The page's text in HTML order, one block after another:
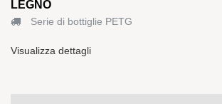
LEGNO
Serie di bottiglie PETG
Visualizza dettagli